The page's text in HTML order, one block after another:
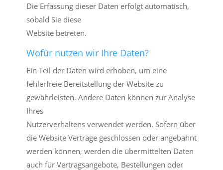
Die Erfassung dieser Daten erfolgt automatisch,
sobald Sie diese
Website betreten.
Wofür nutzen wir Ihre Daten?
Ein Teil der Daten wird erhoben, um eine
fehlerfreie Bereitstellung der Website zu
gewährleisten. Andere Daten können zur Analyse
Ihres
Nutzerverhaltens verwendet werden. Sofern über
die Website Verträge geschlossen oder angebahnt
werden können, werden die übermittelten Daten
auch für Vertragsangebote, Bestellungen oder